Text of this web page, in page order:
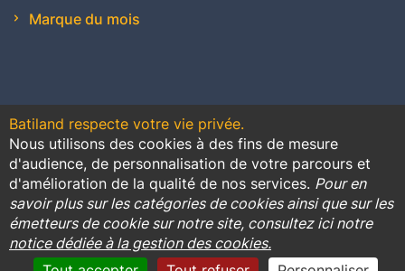
Marque du mois
Contact Conditions générales de vente
Promotions
Règlement général sur la protection des données
Cookies Mentions légales
Batiland respecte votre vie privée.
Nous utilisons des cookies à des fins de mesure
d'audience, de personnalisation de votre parcours et
d'amélioration de la qualité de nos services. Pour en
savoir plus sur les catégories de cookies ainsi que sur les
émetteurs de cookie sur notre site, consultez ici notre
notice dédiée à la gestion des cookies.